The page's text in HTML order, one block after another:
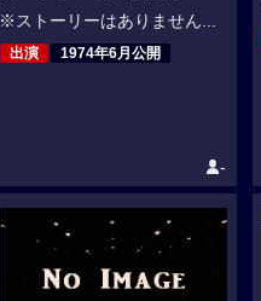
※ストーリーはありません...
出演 1974年6月公開
-